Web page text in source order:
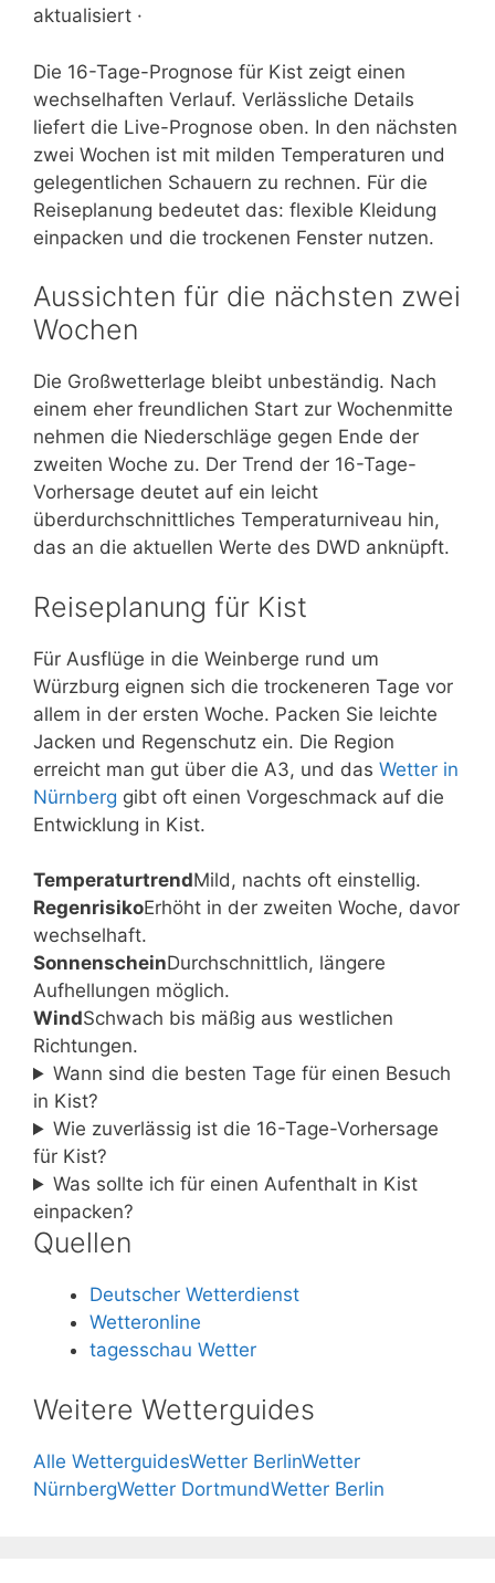
aktualisiert ·
Die 16-Tage-Prognose für Kist zeigt einen
wechselhaften Verlauf. Verlässliche Details
liefert die Live-Prognose oben. In den nächsten
zwei Wochen ist mit milden Temperaturen und
gelegentlichen Schauern zu rechnen. Für die
Reiseplanung bedeutet das: flexible Kleidung
einpacken und die trockenen Fenster nutzen.
Aussichten für die nächsten zwei
Wochen
Die Großwetterlage bleibt unbeständig. Nach
einem eher freundlichen Start zur Wochenmitte
nehmen die Niederschläge gegen Ende der
zweiten Woche zu. Der Trend der 16-Tage-
Vorhersage deutet auf ein leicht
überdurchschnittliches Temperaturniveau hin,
das an die aktuellen Werte des DWD anknüpft.
Reiseplanung für Kist
Für Ausflüge in die Weinberge rund um
Würzburg eignen sich die trockeneren Tage vor
allem in der ersten Woche. Packen Sie leichte
Jacken und Regenschutz ein. Die Region
erreicht man gut über die A3, und das Wetter in
Nürnberg gibt oft einen Vorgeschmack auf die
Entwicklung in Kist.
TemperaturtrendMild, nachts oft einstellig.
RegenrisikoErhöht in der zweiten Woche, davor
wechselhaft.
SonnenscheinDurchschnittlich, längere
Aufhellungen möglich.
WindSchwach bis mäßig aus westlichen
Richtungen.
Wann sind die besten Tage für einen Besuch
in Kist?
Wie zuverlässig ist die 16-Tage-Vorhersage
für Kist?
Was sollte ich für einen Aufenthalt in Kist
einpacken?
Quellen
Deutscher Wetterdienst
Wetteronline
tagesschau Wetter
Weitere Wetterguides
Alle WetterguidesWetter BerlinWetter
NürnbergWetter DortmundWetter Berlin